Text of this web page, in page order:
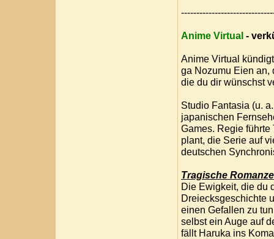
Anime Virtual -
Anime Virtual
ga Nozumu Eien an,
die du dir wünschst
Studio Fantasia (u.
japanischen
Games. Regie führte
plant, die Serie auf
deutschen
Tragische Romanze
Die Ewigkeit, die du
Dreiecksgeschichte
einen Gefallen zu
selbst ein Auge auf
fällt Haruka ins